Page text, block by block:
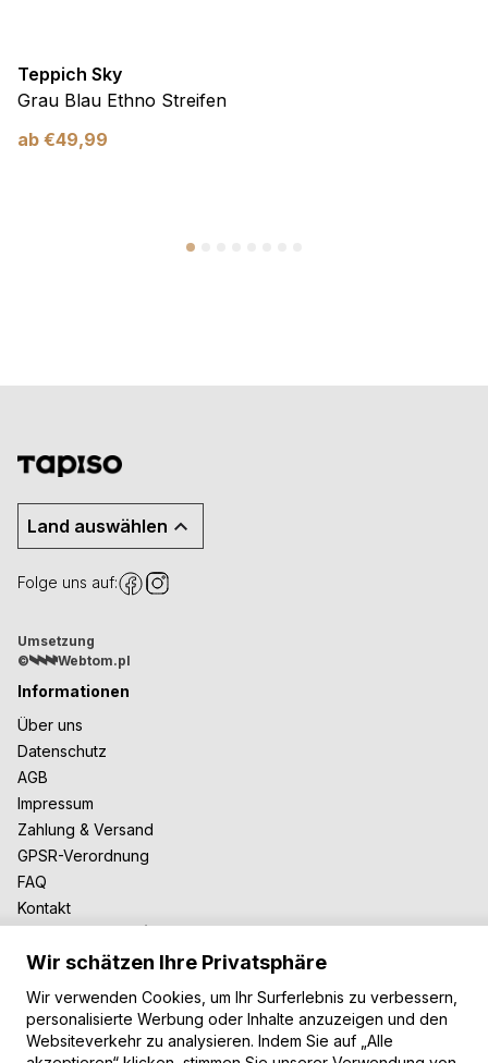
Teppich Sky
Grau Blau Ethno Streifen
ab €49,99
Land auswählen
Folge uns auf:
Umsetzung
©
Webtom.pl
Informationen
Über uns
Datenschutz
AGB
Impressum
Zahlung & Versand
GPSR-Verordnung
FAQ
Kontakt
Zusammenarbeit
Für Blogger
B2B-Zusammenarbeit
Unsere Teppiche
Moderne Teppiche
Wir schätzen Ihre Privatsphäre
Wir verwenden Cookies, um Ihr Surferlebnis zu verbessern,
personalisierte Werbung oder Inhalte anzuzeigen und den
Websiteverkehr zu analysieren. Indem Sie auf „Alle